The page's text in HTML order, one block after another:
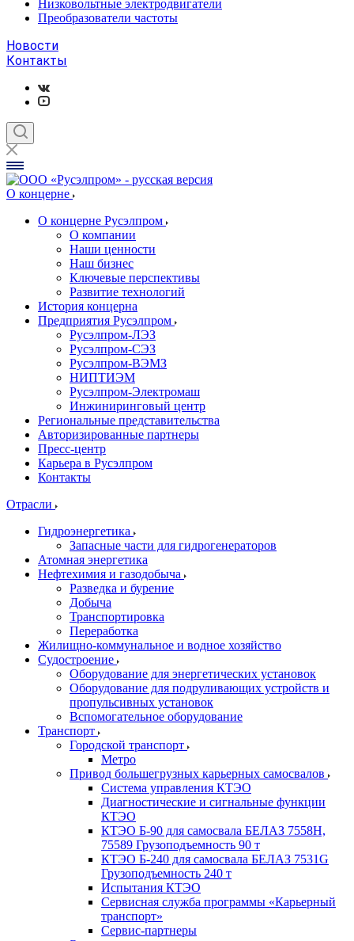
Низковольтные электродвигатели
Преобразователи частоты
Новости
Контакты
О концерне
О концерне Русэлпром
О компании
Наши ценности
Наш бизнес
Ключевые перспективы
Развитие технологий
История концерна
Предприятия Русэлпром
Русэлпром-ЛЭЗ
Русэлпром-СЭЗ
Русэлпром-ВЭМЗ
НИПТИЭМ
Русэлпром-Электромаш
Инжиниринговый центр
Региональные представительства
Авторизированные партнеры
Пресс-центр
Карьера в Русэлпром
Контакты
Отрасли
Гидроэнергетика
Запасные части для гидрогенераторов
Атомная энергетика
Нефтехимия и газодобыча
Разведка и бурение
Добыча
Транспортировка
Переработка
Жилищно-коммунальное и водное хозяйство
Судостроение
Оборудование для энергетических установок
Оборудование для подруливающих устройств и
пропульсивных установок
Вспомогательное оборудование
Транспорт
Городской транспорт
Метро
Привод большегрузных карьерных самосвалов
Система управления КТЭО
Диагностические и сигнальные функции
КТЭО
КТЭО Б-90 для самосвала БЕЛАЗ 7558H,
75589 Грузоподъемность 90 т
КТЭО Б-240 для самосвала БЕЛАЗ 7531G
Грузоподъемность 240 т
Испытания КТЭО
Сервисная служба программы «Карьерный
транспорт»
Сервис-партнеры